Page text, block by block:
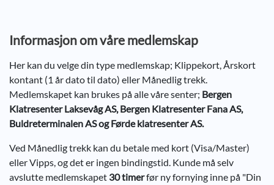
Informasjon om våre medlemskap
Her kan du velge din type medlemskap; Klippekort, Årskort
kontant (1 år dato til dato) eller Månedlig trekk.
Medlemskapet kan brukes på alle våre senter; Bergen
Klatresenter Laksevåg AS, Bergen Klatresenter Fana AS,
Buldreterminalen AS og Førde klatresenter AS.
Ved Månedlig trekk kan du betale med kort (Visa/Master)
eller Vipps, og det er ingen bindingstid. Kunde må selv
avslutte medlemskapet 30 timerfør ny fornying inne på "Din